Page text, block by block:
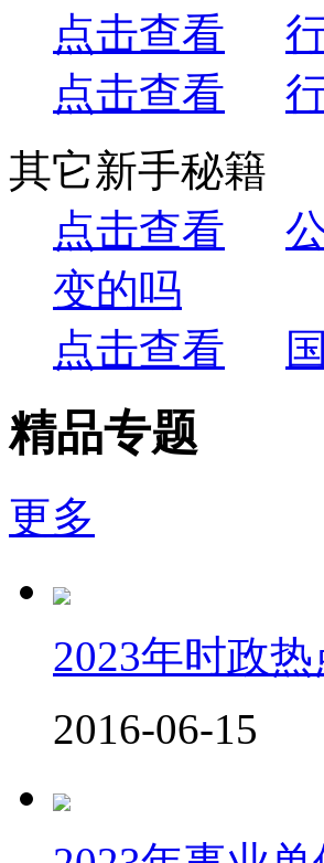
点击查看
点击查看
其它新手秘籍
点击查看
变的吗
点击查看
精品专题
更多
2023年时政
2016-06-15